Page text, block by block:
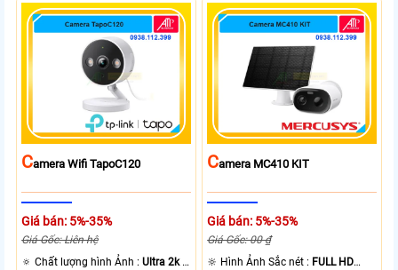
CAmera Wifi TapoC120
Giá bán: 5%-35%
Giá Gốc: Liên hệ
🔅 Chất lượng hình Ảnh :Ultra 2k +
CAmera MC410 KIT
Giá bán: 5%-35%
Giá Gốc: 00 ₫
🔆 Hình Ảnh Sắc nét : FULL HD